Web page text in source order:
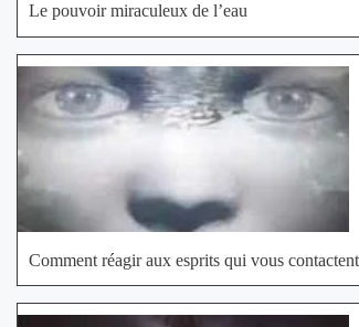
Le pouvoir miraculeux de l’eau
Comment réagir aux esprits qui vous contactent